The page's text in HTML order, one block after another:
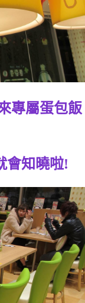
專屬蛋包飯
會知曉啦!